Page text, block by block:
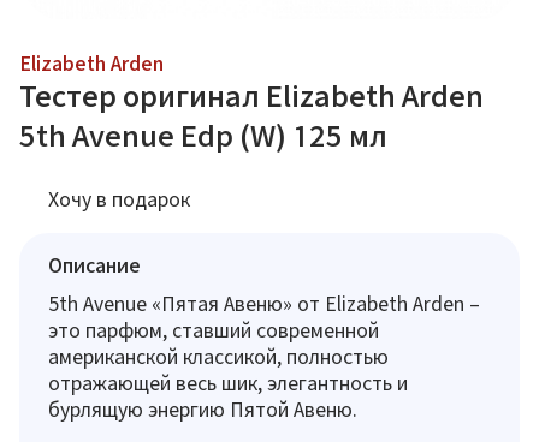
Elizabeth Arden
Тестер оригинал Elizabeth Arden
5th Avenue Edp (W) 125 мл
Хочу в подарок
Описание
5th Avenue «Пятая Авеню» от Elizabeth Arden –
это парфюм, ставший современной
американской классикой, полностью
отражающей весь шик, элегантность и
бурлящую энергию Пятой Авеню.